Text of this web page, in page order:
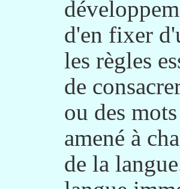
d'en fixer
les règles
de
ou des
amené à
de la